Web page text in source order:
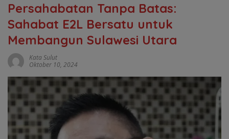
Persahabatan Tanpa Batas:
Sahabat E2L Bersatu untuk
Membangun Sulawesi Utara
Kata Sulut
Oktober 10, 2024